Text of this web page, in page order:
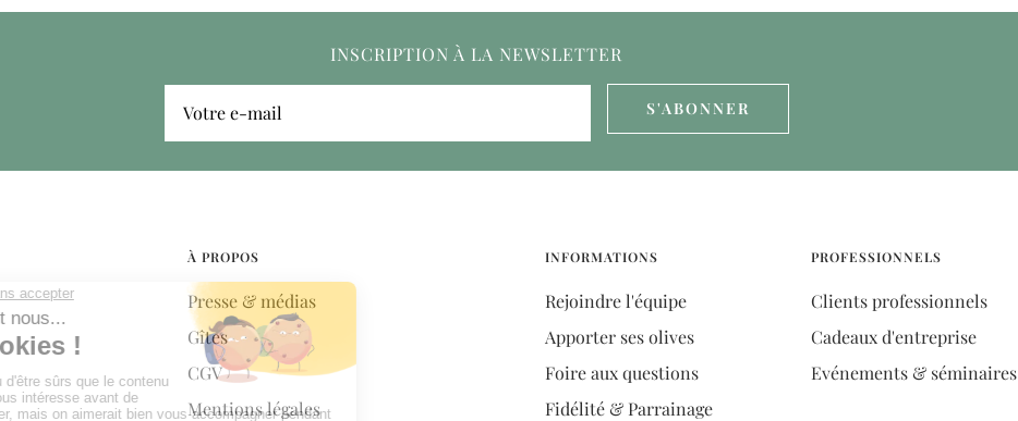
INSCRIPTION À LA NEWSLETTER
Votre e-mail S'ABONNER
À PROPOS
Presse & médias
Gîtes
CGV
Mentions légales
INFORMATIONS
Rejoindre l'équipe
Apporter ses olives
Foire aux questions
Fidélité & Parrainage
PROFESSIONNELS
Clients professionnels
Cadeaux d'entreprise
Evénements & séminaires